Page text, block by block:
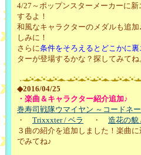
4/27～ポップンスターメーカーに
するよ！
和風なキャラクターのメダルも追
しみに！
さらに条件をそろえるとどこかに裏
ターが登場するかな？探してみてね
◆2016/04/25
・楽曲＆キャラクター紹介追加♪
巻寿司戦隊ウマイヤン ～コードネ
・ Trixxxter / ベラ ・ 造花の貌
３曲の紹介を追加しました！楽曲
でみてね♪